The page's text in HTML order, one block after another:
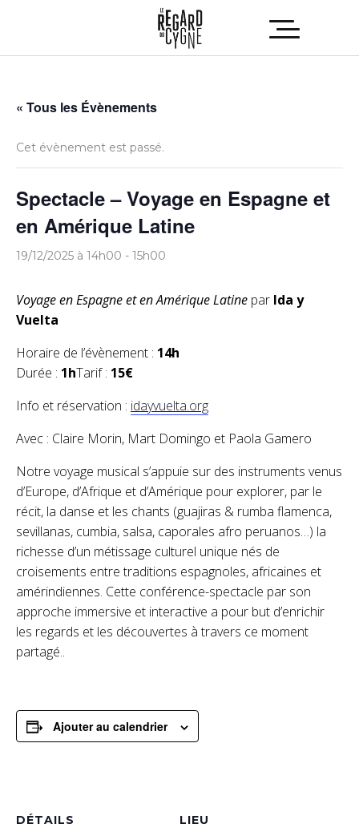
« Tous les Évènements
Cet évènement est passé.
Spectacle – Voyage en Espagne et
en Amérique Latine
19/12/2025 à 14h00 - 15h00
Voyage en Espagne et en Amérique Latine par Ida y
Vuelta
Horaire de l’évènement : 14h
Durée : 1hTarif : 15€
Info et réservation : idayvuelta.org
Avec : Claire Morin, Mart Domingo et Paola Gamero
Notre voyage musical s’appuie sur des instruments venus
d’Europe, d’Afrique et d’Amérique pour explorer, par le
récit, la danse et les chants (guajiras & rumba flamenca,
sevillanas, cumbia, salsa, caporales afro peruanos…) la
richesse d’un métissage culturel unique nés de
croisements entre traditions espagnoles, africaines et
amérindiennes. Cette conférence-spectacle par son
approche immersive et interactive a pour but d’enrichir
les regards et les découvertes à travers ce moment
partagé..
Ajouter au calendrier
DÉTAILS LIEU